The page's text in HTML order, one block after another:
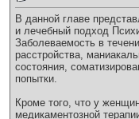
В данной главе
и лечебный подход
Заболеваемость в
расстройства,
состояния,
попытки.
Кроме того, что у
медикаментозной